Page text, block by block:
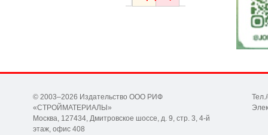
© 2003–2026 Издательство ООО РИФ
«СТРОЙМАТЕРИАЛЫ»
Москва, 127434, Дмитровское шоссе, д. 9, стр. 3, 4-й
этаж, офис 408